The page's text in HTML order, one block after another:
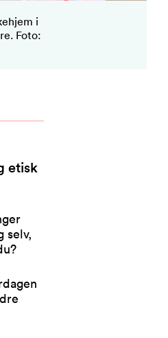
i
Foto:
etisk
selv,